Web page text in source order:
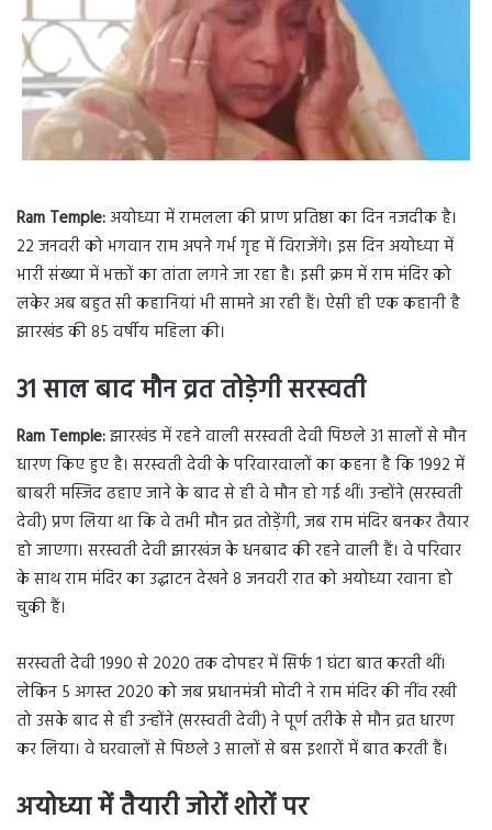
Ram Temple:अयोध्या में रामलला की प्राण प्रतिष्ठा का दिन नजदीक है।
22 जनवरी को भगवान राम अपने गर्भ गृह में विराजेंगे। इस दिन अयोध्या में
भारी संख्या में भक्तों का तांता लगने जा रहा है। इसी क्रम में राम मंदिर को
लकेर अब बहुत सी कहानियां भी सामने आ रही हैं। ऐसी ही एक कहानी है
झारखंड की 85 वर्षीय महिला की।
31 साल बाद मौन व्रत तोड़ेगी सरस्वती
Ram Temple:झारखंड में रहने वाली सरस्वती देवी पिछले 31 सालों से मौन
धारण किए हुए है। सरस्वती देवी के परिवारवालों का कहना है कि 1992 में
बाबरी मस्जिद ढहाए जाने के बाद से ही वे मौन हो गई थीं। उन्होंने (सरस्वती
देवी) प्रण लिया था कि वे तभी मौन व्रत तोड़ेंगी, जब राम मंदिर बनकर तैयार
हो जाएगा। सरस्वती देवी झारखंज के धनबाद की रहने वाली हैं। वे परिवार
के साथ राम मंदिर का उद्घाटन देखने 8 जनवरी रात को अयोध्या रवाना हो
चुकी हैं।
सरस्वती देवी 1990 से 2020 तक दोपहर में सिर्फ 1 घंटा बात करती थीं।
लेकिन 5 अगस्त 2020 को जब प्रधानमंत्री मोदी ने राम मंदिर की नींव रखी
तो उसके बाद से ही उन्होंने (सरस्वती देवी) ने पूर्ण तरीके से मौन व्रत धारण
कर लिया। वे घरवालों से पिछले 3 सालों से बस इशारों में बात करती हैं।
अयोध्या में तैयारी जोरों शोरों पर